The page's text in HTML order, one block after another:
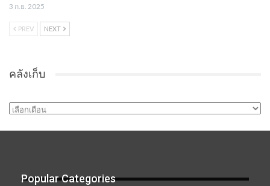
3 ก.ย. 2025
PREV NEXT
คลังเก็บ
คลัง
Popular Categories